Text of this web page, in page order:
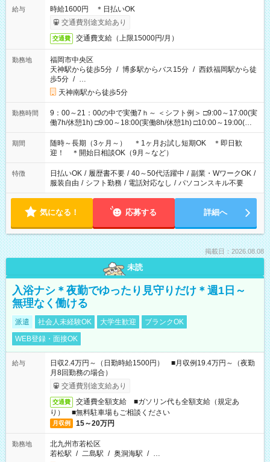
給与
時給1600円 ＊日払いOK
交通費別途支給あり
交通費 交通費支給（上限15000円/月）
勤務地
福岡市中央区
天神駅から徒歩5分 / 博多駅からバス15分 / 西鉄福岡駅から徒
歩5分 / …
天神南駅から徒歩5分
勤務時間
9：00～21：00の中で実働7ｈ～ ＜シフト例＞ □9:00～17:00(実
働7h/休憩1h) □9:00～18:00(実働8h/休憩1h) □10:00～19:00(実
働8h/休憩1h) □11:00～20:00(実働8h/休憩1h) □12:00～20:00(実
働7h/休憩1h) □12:00～21:00(実働7h/休憩1h) ＊固定OK ＊選べ
る時間帯！
期間
随時～長期（3ヶ月～） ＊1ヶ月お試し短期OK ＊即日歓
迎！ ＊開始日相談OK（9月～など）
特徴 日払いOK / 履歴書不要 / 40～50代活躍中 / 副業・WワークOK /
服装自由 / シフト勤務 / 電話対応なし / パソコンスキル不要
気になる！ 応募する 詳細へ
掲載日：2026.08.08
未読
入浴ナシ＊夜勤でゆったり見守りだけ＊週1日～
無理なく働ける
派遣 社会人未経験OK 大学生歓迎
ブランクOK
WEB登録・面接OK
給与
日収2.4万円～（日勤時給1500円） ■月収例19.4万円～（夜勤
月8回勤務の場合）
交通費別途支給あり
交通費
交通費全額支給 ■ガソリン代も全額支給（規定あ
り） ■無料駐車場もご相談ください
月収例 15～20万円
勤務地
北九州市若松区
若松駅 / 二島駅 / 奥洞海駅 / …